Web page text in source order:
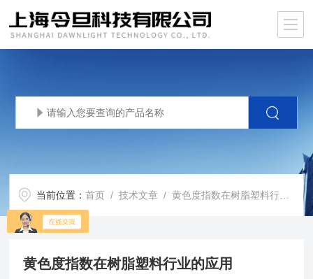
当前位置：首页 /技术文章 / 黄色度指数在树脂塑料行业的应用
黄色度指数在树脂塑料行业的应用